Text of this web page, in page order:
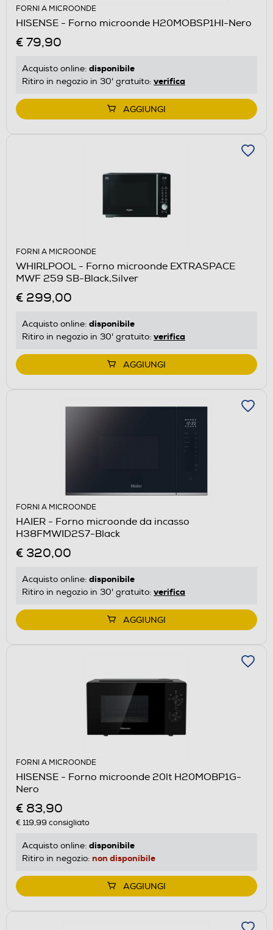
FORNI A MICROONDE
HISENSE - Forno microonde H20MOBSP1HI-Nero
€ 79,90
Acquisto online: disponibile
Ritiro in negozio in 30' gratuito: verifica
AGGIUNGI
FORNI A MICROONDE
WHIRLPOOL - Forno microonde EXTRASPACE
MWF 259 SB-Black,Silver
€ 299,00
Acquisto online: disponibile
Ritiro in negozio in 30' gratuito: verifica
AGGIUNGI
FORNI A MICROONDE
HAIER - Forno microonde da incasso
H38FMWID2S7-Black
€ 320,00
Acquisto online: disponibile
Ritiro in negozio in 30' gratuito: verifica
AGGIUNGI
FORNI A MICROONDE
HISENSE - Forno microonde 20lt H20MOBP1G-
Nero
€ 83,90
€ 119,99 consigliato
Acquisto online: disponibile
Ritiro in negozio: non disponibile
AGGIUNGI